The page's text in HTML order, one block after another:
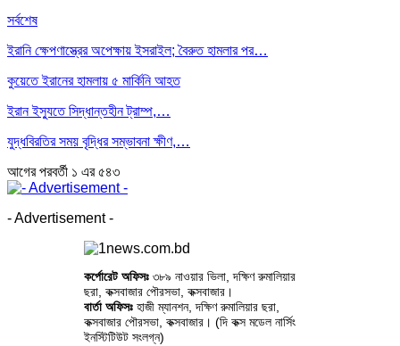
সর্বশেষ
ইরানি ক্ষেপণাস্ত্রের অপেক্ষায় ইসরাইল; বৈরুত হামলার পর…
কুয়েতে ইরানের হামলায় ৫ মার্কিনি আহত
ইরান ইস্যুতে সিদ্ধান্তহীন ট্রাম্প,…
যুদ্ধবিরতির সময় বৃদ্ধির সম্ভাবনা ক্ষীণ,…
আগেরপরবর্তী ১ এর ৫৪৩
- Advertisement -
কর্পোরেট অফিসঃ ৩৮৯ নাওয়ার ভিলা, দক্ষিণ রুমালিয়ার
ছরা, কক্সবাজার পৌরসভা, কক্সবাজার।
বার্তা অফিসঃহাজী ম্যানশন, দক্ষিণ রুমালিয়ার ছরা,
কক্সবাজার পৌরসভা, কক্সবাজার। (দি কক্স মডেল নার্সিং
ইনস্টিটিউট সংলগ্ন)